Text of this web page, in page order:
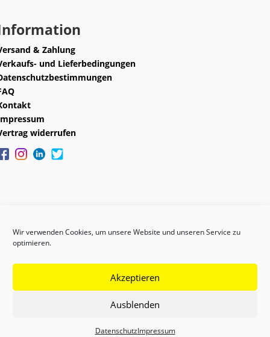
Wir verwenden Cookies, um unsere Website und unseren Service zu
optimieren.
Akzeptieren
Ausblenden
DatenschutzImpressum
& Zahlung
und Lieferbedingungen
widerrufen
Copyright © 2024 GEFAS